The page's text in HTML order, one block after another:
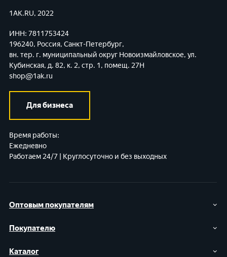
Оптовым покупателям
Покупателю
Каталог
1AK.RU, 2022
ИНН: 7811753424
196240, Россия, Санкт-Петербург,
вн. тер. г. муниципальный округ Новоизмайловское, ул.
Кубинская, д. 82, к. 2, стр. 1, помещ. 27Н
shop@1ak.ru
Для бизнеса
Время работы:
Ежедневно
Работаем 24/7 | Круглосуточно и без выходных